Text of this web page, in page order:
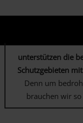
unterstützen die
Schutzgebieten
Denn um
brauchen wir